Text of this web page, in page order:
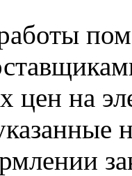
цен на